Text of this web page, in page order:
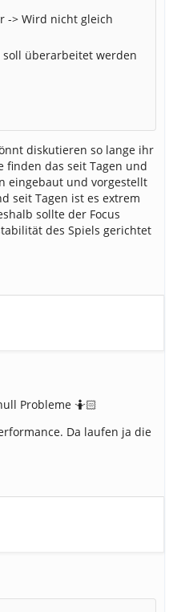
-> Wird nicht gleich
überarbeitet werden
diskutieren so lange ihr
finden das seit Tagen und
eingebaut und vorgestellt
seit Tagen ist es extrem
sollte der Focus
des Spiels gerichtet
Probleme 🤷🏻
Da laufen ja die